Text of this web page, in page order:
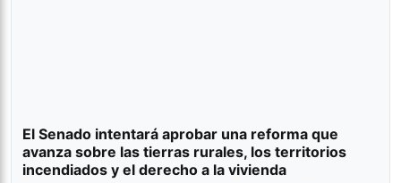
El Senado intentará aprobar una reforma que
avanza sobre las tierras rurales, los territorios
incendiados y el derecho a la vivienda